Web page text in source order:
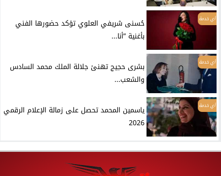
أي خدمة
حُسنى شريفي العلوي تؤكد حضورها الفني
بأغنية ”أنا...
أي خدمة
بشرى حجيج تهنئ جلالة الملك محمد السادس
والشعب...
أي خدمة
ياسمين المحمد تحصل على زمالة الإعلام الرقمي
2026